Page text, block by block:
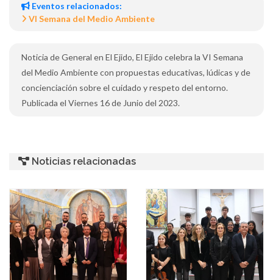
Eventos relacionados:
VI Semana del Medio Ambiente
Noticia de General en El Ejido, El Ejido celebra la VI Semana
del Medio Ambiente con propuestas educativas, lúdicas y de
concienciación sobre el cuidado y respeto del entorno.
Publicada el Viernes 16 de Junio del 2023.
Noticias relacionadas